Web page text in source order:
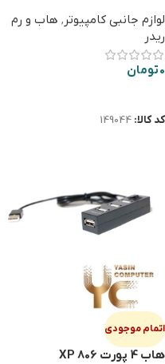
لوازم جانبی کامپیوتر , هاب و رم
ریدر
0تومان
کد کالا: 149044
اتمام موجودی
هاب 4 پورت XP 806